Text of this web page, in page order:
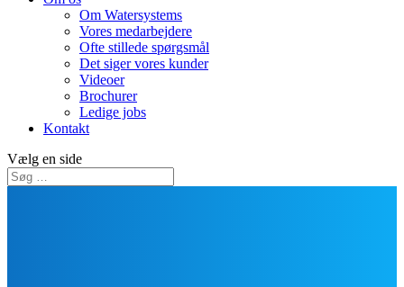
Om Watersystems
Vores medarbejdere
Ofte stillede spørgsmål
Det siger vores kunder
Videoer
Brochurer
Ledige jobs
Kontakt
Vælg en side